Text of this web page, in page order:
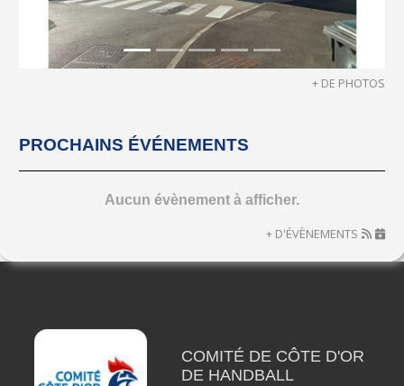
+ DE PHOTOS
PROCHAINS ÉVÉNEMENTS
Aucun évènement à afficher.
+ D'ÉVÈNEMENTS
COMITÉ DE CÔTE D'OR
DE HANDBALL